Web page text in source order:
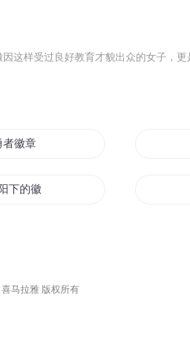
者徽章
下的徽章
喜马拉雅 版权所有